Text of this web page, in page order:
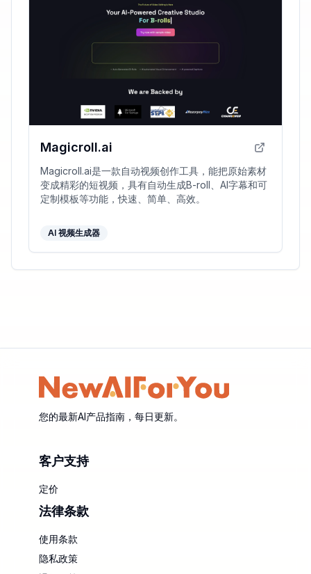
Magicroll.ai
Magicroll.ai是一款自动视频创作工具，能把原始素材
变成精彩的短视频，具有自动生成B-roll、AI字幕和可
定制模板等功能，快速、简单、高效。
AI 视频生成器
您的最新AI产品指南，每日更新。
客户支持
定价
法律条款
使用条款
隐私政策